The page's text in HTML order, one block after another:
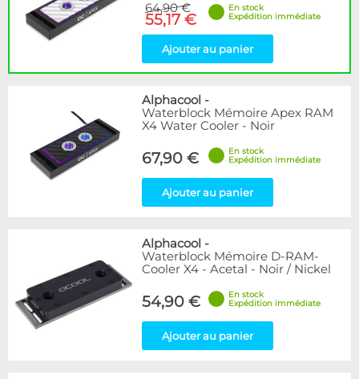
64,90 €
55,17 €
En stock
Expédition immédiate
Ajouter au panier
Alphacool -
Waterblock Mémoire Apex RAM
X4 Water Cooler - Noir
67,90 €
En stock
Expédition immédiate
Ajouter au panier
Alphacool -
Waterblock Mémoire D-RAM-
Cooler X4 - Acetal - Noir / Nickel
54,90 €
En stock
Expédition immédiate
Ajouter au panier